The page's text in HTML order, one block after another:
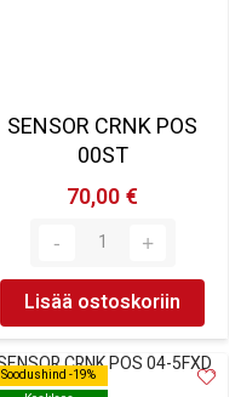
SENSOR CRNK POS
00ST
70,00 €
Lisää ostoskoriin
Soodushind -19%
Soodushind -19%